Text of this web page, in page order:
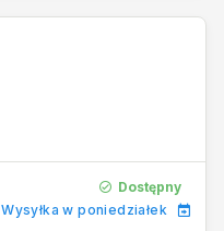
Dostępny
Wysyłka w poniedziałek